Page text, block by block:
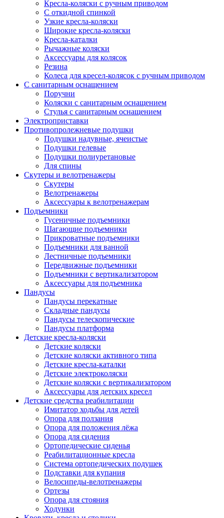
Кресла-коляски с ручным приводом
С откидной спинкой
Узкие кресла-коляски
Широкие кресла-коляски
Кресла-каталки
Рычажные коляски
Аксессуары для колясок
Резина
Колеса для кресел-колясок с ручным приводом
С санитарным оснащением
Поручни
Коляски с санитарным оснащением
Стулья с санитарным оснащением
Электроприставки
Противопролежневые подушки
Подушки надувные, ячеистые
Подушки гелевые
Подушки полиуретановые
Для спины
Скутеры и велотренажеры
Скутеры
Велотренажеры
Аксессуары к велотренажерам
Подъемники
Гусеничные подъемники
Шагающие подъемники
Прикроватные подъемники
Подъемники для ванной
Лестничные подъемники
Передвижные подъемники
Подъемники с вертикализатором
Аксессуары для подъемника
Пандусы
Пандусы перекатные
Складные пандусы
Пандусы телескопические
Пандусы платформа
Детские кресла-коляски
Детские коляски
Детские коляски активного типа
Детские кресла-каталки
Детские электроколяски
Детские коляски с вертикализатором
Аксессуары для детских кресел
Детские средства реабилитации
Имитатор ходьбы для детей
Опора для ползания
Опора для положения лёжа
Опора для сидения
Ортопедические сиденья
Реабилитационные кресла
Система ортопедических подушек
Подставки для купания
Велосипеды-велотренажеры
Ортезы
Опора для стояния
Ходунки